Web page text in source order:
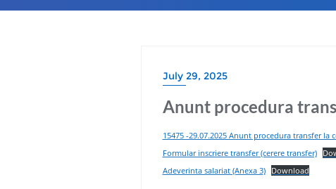
July 29, 2025
Anunt procedura
15475 -29.07.2025 Anunt procedura transfer la
Formular inscriere transfer (cerere transfer)
Adeverinta salariat (Anexa 3)
Download